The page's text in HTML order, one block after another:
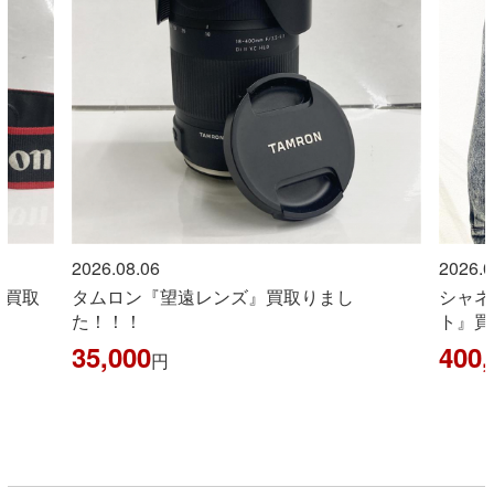
取
2026.08.06
タムロン『望遠レンズ』買取りまし
た！！！
35,000円
シャ
ト』